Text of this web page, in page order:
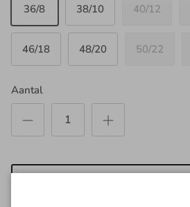
36/8 38/10 40/12
46/18 48/20 50/22
Aantal